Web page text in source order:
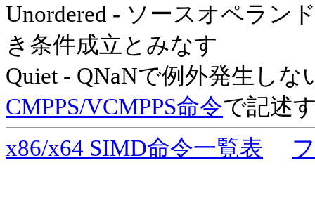
Unordered - ソースオペラン
き条件成立とみなす
Quiet - QNaNで例外発生しな
CMPPS/VCMPPS命令で記述
x86/x64 SIMD命令一覧表